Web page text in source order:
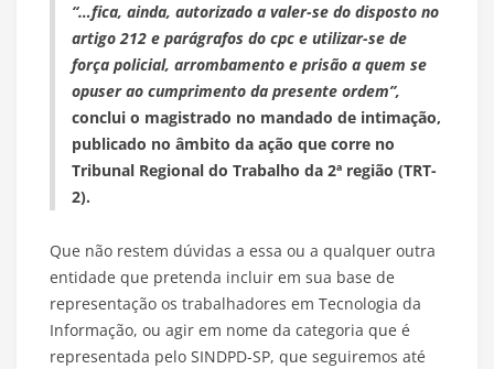
“…fica, ainda, autorizado a valer-se do disposto no
artigo 212 e parágrafos do cpc e utilizar-se de
força policial, arrombamento e prisão a quem se
opuser ao cumprimento da presente ordem”,
conclui o magistrado no mandado de intimação,
publicado no âmbito da ação que corre no
Tribunal Regional do Trabalho da 2ª região (TRT-
2).
Que não restem dúvidas a essa ou a qualquer outra
entidade que pretenda incluir em sua base de
representação os trabalhadores em Tecnologia da
Informação, ou agir em nome da categoria que é
representada pelo SINDPD-SP, que seguiremos até